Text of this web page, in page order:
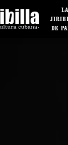
LA
DE